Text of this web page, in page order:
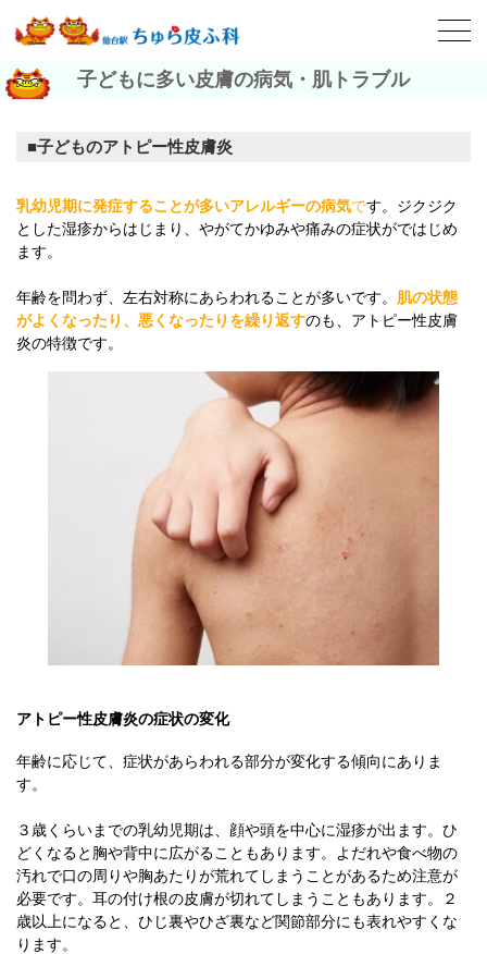
子どもに多い皮膚の病気・肌トラブル
子どものアトピー性皮膚炎
乳幼児期に発症することが多いアレルギーの病気です。ジクジク
とした湿疹からはじまり、やがてかゆみや痛みの症状がではじめ
ます。
年齢を問わず、左右対称にあらわれることが多いです。 肌の状態
がよくなったり、悪くなったりを繰り返すのも、アトピー性皮膚
炎の特徴です。
アトピー性皮膚炎の症状の変化
年齢に応じて、症状があらわれる部分が変化する傾向にありま
す。
３歳くらいまでの乳幼児期は、顔や頭を中心に湿疹が出ます。ひ
どくなると胸や背中に広がることもあります。よだれや食べ物の
汚れで口の周りや胸あたりが荒れてしまうことがあるため注意が
必要です。耳の付け根の皮膚が切れてしまうこともあります。２
歳以上になると、ひじ裏やひざ裏など関節部分にも表れやすくな
ります。